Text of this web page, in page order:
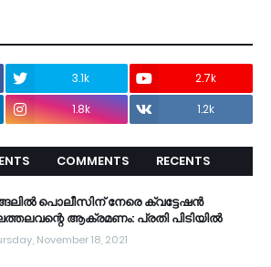
3.1k
2.7k
1.8k 1.2k
COMMENTS RECENTS
പൊലീസിന് നേരെ ക്വട്ടേഷൻ
ആക്രമണം: പ്രതി പിടിയിൽ
November 18, 2021